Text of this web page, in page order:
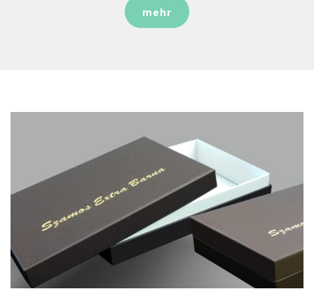
mehr